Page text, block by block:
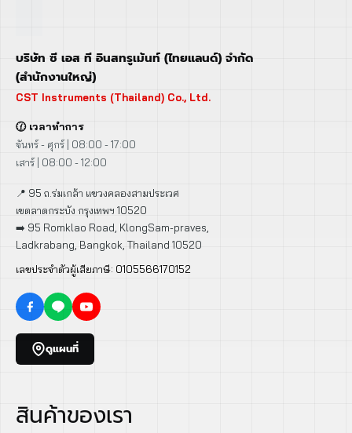
บริษัท ซี เอส ที อินสทรูเม้นท์ (ไทยแลนด์) จำกัด
(สำนักงานใหญ่)
CST Instruments (Thailand) Co., Ltd.
🕜 เวลาทำการ
จันทร์ - ศุกร์ | 08:00 - 17:00
เสาร์ | 08:00 - 12:00
📍 95 ถ.ร่มเกล้า แขวงคลองสามประเวศ
เขตลาดกระบัง กรุงเทพฯ 10520
➡️ 95 Romklao Road, KlongSam-praves,
Ladkrabang, Bangkok, Thailand 10520
เลขประจำตัวผู้เสียภาษี: 0105566170152
ดูแผนที่
สินค้าของเรา